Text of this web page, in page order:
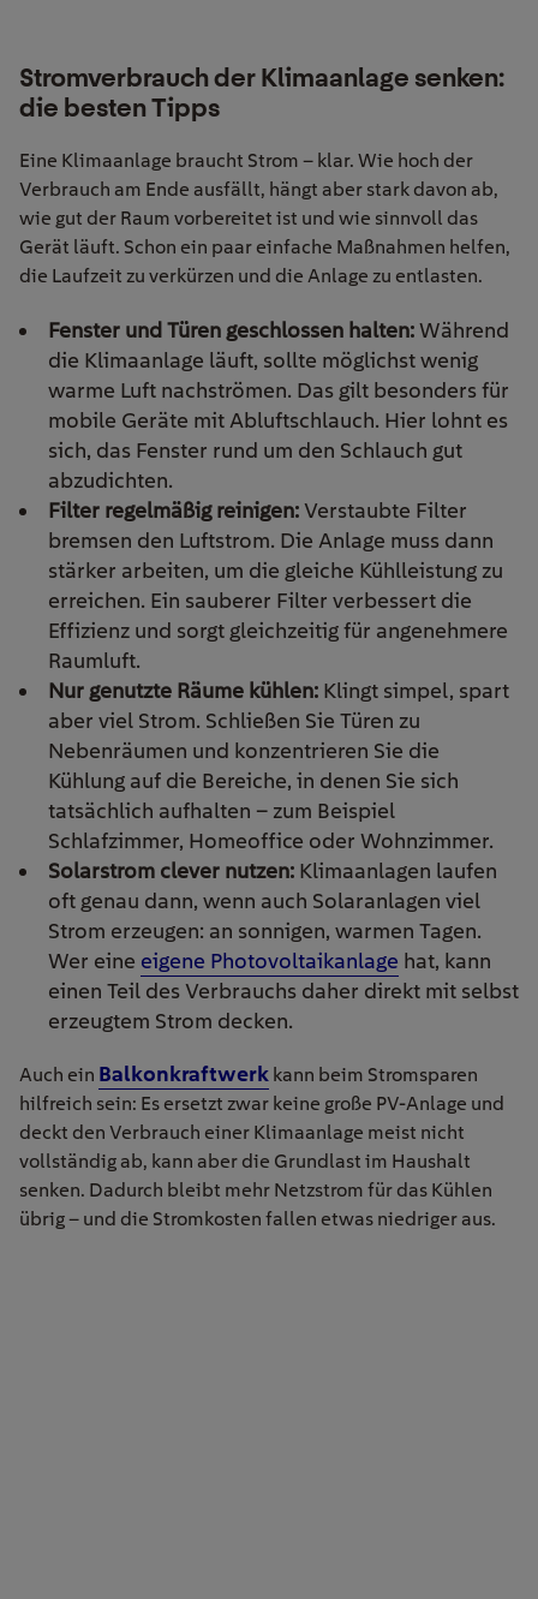
Stromverbrauch der Klimaanlage senken:
die besten Tipps
Eine Klimaanlage braucht Strom – klar. Wie hoch der
Verbrauch am Ende ausfällt, hängt aber stark davon ab,
wie gut der Raum vorbereitet ist und wie sinnvoll das
Gerät läuft. Schon ein paar einfache Maßnahmen helfen,
die Laufzeit zu verkürzen und die Anlage zu entlasten.
Fenster und Türen geschlossen halten:Während
die Klimaanlage läuft, sollte möglichst wenig
warme Luft nachströmen. Das gilt besonders für
mobile Geräte mit Abluftschlauch. Hier lohnt es
sich, das Fenster rund um den Schlauch gut
abzudichten.
Filter regelmäßig reinigen:Verstaubte Filter
bremsen den Luftstrom. Die Anlage muss dann
stärker arbeiten, um die gleiche Kühlleistung zu
erreichen. Ein sauberer Filter verbessert die
Effizienz und sorgt gleichzeitig für angenehmere
Raumluft.
Nur genutzte Räume kühlen: Klingt simpel, spart
aber viel Strom. Schließen Sie Türen zu
Nebenräumen und konzentrieren Sie die
Kühlung auf die Bereiche, in denen Sie sich
tatsächlich aufhalten – zum Beispiel
Schlafzimmer, Homeoffice oder Wohnzimmer.
Solarstrom clever nutzen: Klimaanlagen laufen
oft genau dann, wenn auch Solaranlagen viel
Strom erzeugen: an sonnigen, warmen Tagen.
Wer eine eigene Photovoltaikanlage hat, kann
einen Teil des Verbrauchs daher direkt mit selbst
erzeugtem Strom decken.
Auch ein Balkonkraftwerk kann beim Stromsparen
hilfreich sein: Es ersetzt zwar keine große PV-Anlage und
deckt den Verbrauch einer Klimaanlage meist nicht
vollständig ab, kann aber die Grundlast im Haushalt
senken. Dadurch bleibt mehr Netzstrom für das Kühlen
übrig – und die Stromkosten fallen etwas niedriger aus.